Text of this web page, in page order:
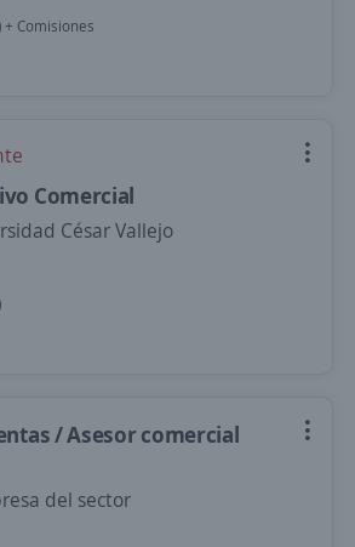
+ Comisiones
Comercial
César Vallejo
/ Asesor comercial
del sector